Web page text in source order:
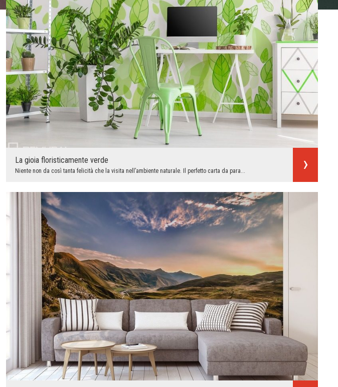
La gioia floristicamente verde
Niente non da così tanta felicità che la visita nell’ambiente naturale. Il perfetto carta da para...